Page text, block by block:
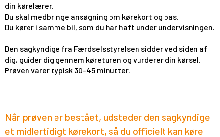
din kørelærer.
Du skal medbringe ansøgning om kørekort og pas.
Du kører i samme bil, som du har haft under undervisningen.
Den sagkyndige fra Færdselsstyrelsen sidder ved siden af
dig, guider dig gennem køreturen og vurderer din kørsel.
Prøven varer typisk 30–45 minutter.
Når prøven er bestået, udsteder den sagkyndige
et midlertidigt kørekort, så du officielt kan køre